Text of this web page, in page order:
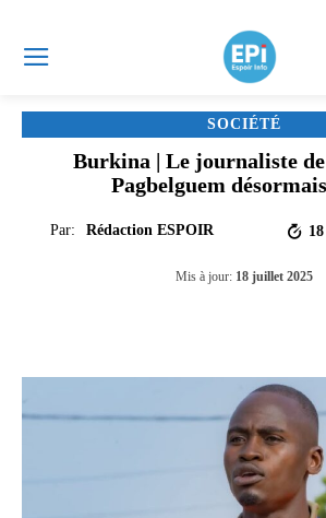
SOCIÉTÉ
Burkina | Le journaliste
Pagbelguem
Par: Rédaction ESPOIR
Mis à jour: 18 juillet 2025